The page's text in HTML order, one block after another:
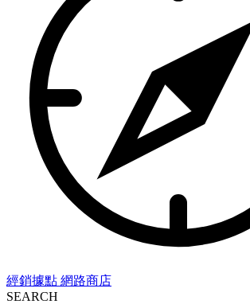
經銷據點 網路商店
SEARCH